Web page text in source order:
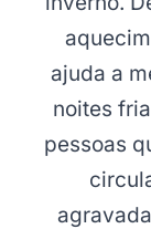
ajuda a
noites
pessoas